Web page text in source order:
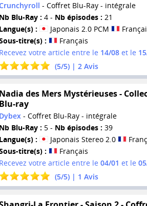
- Coffret Blu-Ray - intégrale
Nb Blu-Ray : 4 - Nb épisodes : 21
Langue(s) :
Japonais 2.0 PCM
titre(s) :
Français
Recevez votre article entre le 14/08et le
(5/5) | 2Avis
Nadia des Mers Mystérieuses -
Blu-ray
Dybex- Coffret Blu-Ray - intégrale
Nb Blu-Ray : 5 - Nb épisodes : 39
Langue(s) :
Japonais Stereo 2.0
titre(s) :
Français
Recevez votre article entre le 04/01 et le
(5/5) | 1 Avis